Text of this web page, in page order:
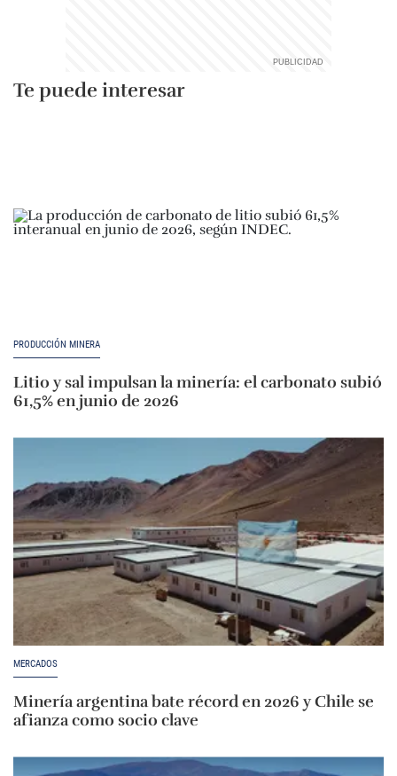
Te puede interesar
PRODUCCIÓN MINERA
Litio y sal impulsan la minería: el carbonato subió
61,5% en junio de 2026
MERCADOS
Minería argentina bate récord en 2026 y Chile se
afianza como socio clave